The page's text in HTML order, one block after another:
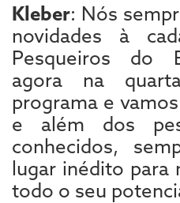
Kleber: Nós
novidades à
Pesqueiros do
agora na
programa e
e além dos
conhecidos,
lugar inédito para
todo o seu